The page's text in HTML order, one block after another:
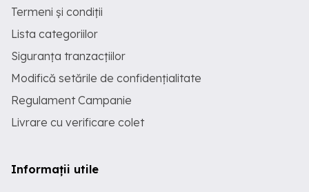
Termeni și condiții
Lista categoriilor
Siguranța tranzacțiilor
Modifică setările de confidențialitate
Regulament Campanie
Livrare cu verificare colet
Informații utile